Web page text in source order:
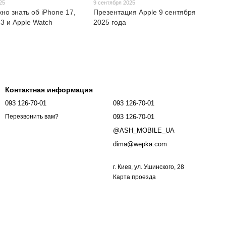
знать об iPhone 17,
и Apple Watch
9 сентября 2025
Презентация Apple 9 сентября
2025 года
Контактная информация
093 126-70-01
Перезвонить вам?
093 126-70-01
093 126-70-01
@ASH_MOBILE_UA
dima@wepka.com
г. Киев, ул. Ушинского, 28
Карта проезда